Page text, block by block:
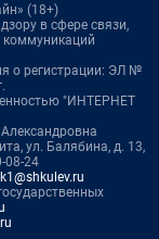
(18+)
в сфере связи,
о регистрации: ЭЛ №
"ИНТЕРНЕТ
ул. Балябина, д. 13,
08-24